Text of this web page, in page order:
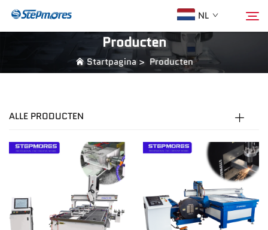
NL
Startpagina
Over Ons
Producten
Aankoop
Producten
Startpagina> Producten
ALLE PRODUCTEN